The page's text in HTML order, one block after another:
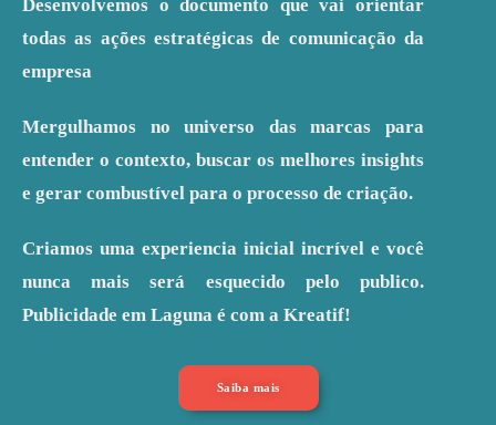
Desenvolvemos o documento que vai orientar
todas as ações estratégicas de comunicação da
empresa
Mergulhamos no universo das marcas para
entender o contexto, buscar os melhores insights
e gerar combustível para o processo de criação.
Criamos uma experiencia inicial incrível e você
nunca mais será esquecido pelo publico.
Publicidade em Laguna é com a Kreatif!
Saiba mais